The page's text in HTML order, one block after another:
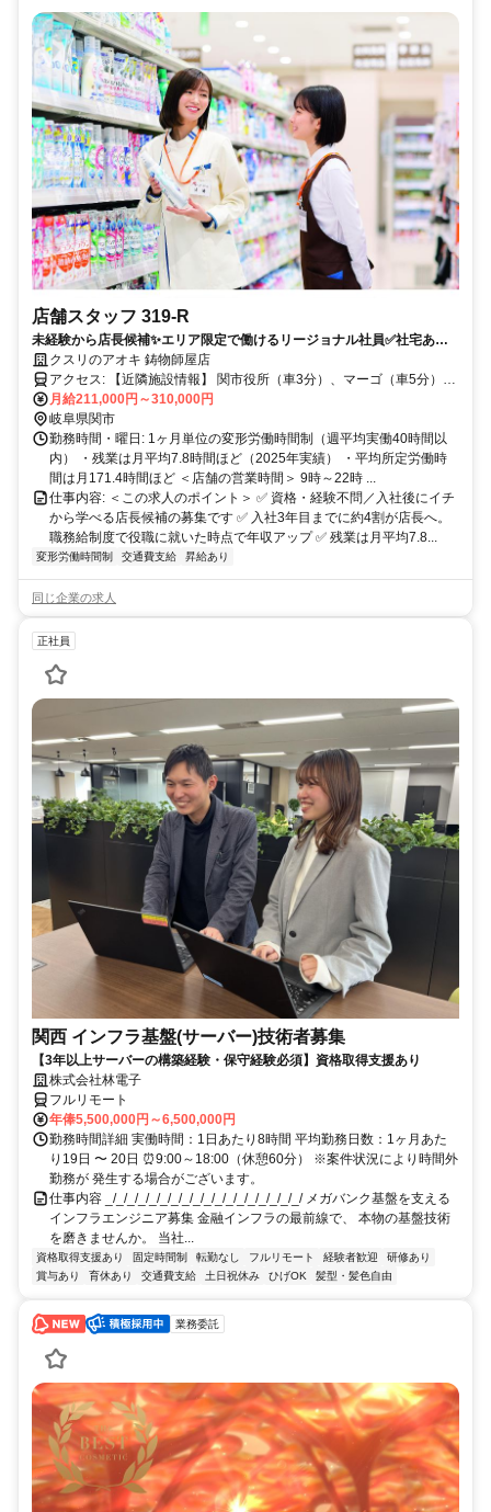
店舗スタッフ 319-R
未経験から店長候補✨エリア限定で働けるリージョナル社員✅社宅あり
｜残業月7.8h
クスリのアオキ 鋳物師屋店
アクセス: 【近隣施設情報】 関市役所（車3分）、マーゴ（車5分）、
関中央病院（車3分） 【近隣学校情報】 中部学院大学（車3分）
月給211,000円～310,000円
岐阜県関市
勤務時間・曜日: 1ヶ月単位の変形労働時間制（週平均実働40時間以
内） ・残業は月平均7.8時間ほど（2025年実績） ・平均所定労働時
間は月171.4時間ほど ＜店舗の営業時間＞ 9時～22時 ...
仕事内容: ＜この求人のポイント＞ ✅ 資格・経験不問／入社後にイチ
から学べる店長候補の募集です ✅ 入社3年目までに約4割が店長へ。
職務給制度で役職に就いた時点で年収アップ ✅ 残業は月平均7.8...
変形労働時間制 交通費支給 昇給あり
同じ企業の求人
正社員
関西 インフラ基盤(サーバー)技術者募集
【3年以上サーバーの構築経験・保守経験必須】資格取得支援あり
株式会社林電子
フルリモート
年俸5,500,000円～6,500,000円
勤務時間詳細 実働時間：1日あたり8時間 平均勤務日数：1ヶ月あた
り19日 〜 20日 ⏰9:00～18:00（休憩60分） ※案件状況により時間外
勤務が 発生する場合がございます。
仕事内容 _/_/_/_/_/_/_/_/_/_/_/_/_/_/_/_/_/_/ メガバンク基盤を支える
インフラエンジニア募集 金融インフラの最前線で、 本物の基盤技術
を磨きませんか。 当社...
資格取得支援あり 固定時間制 転勤なし フルリモート 経験者歓迎
研修あり
賞与あり
育休あり 交通費支給 土日祝休み ひげOK 髪型・髪色自由
業務委託